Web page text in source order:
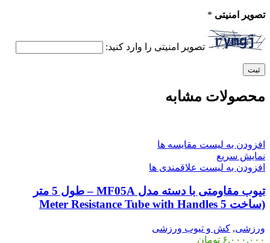
تصویر امنیتی *
تصویر امنیتی را وارد کنید:
محصولات مشابه
افزودن به لیست مقایسه ها
نمایش سریع
افزودن به لیست علاقمندی ها
تیوب مقاومتی با دسته مدل MF05A – طول 5 متر
(ساخت 5 Meter Resistance Tube with Handles
ورزشی, کش و تیوب ورزشی
۶,۰۰۰,۰۰۰ تومان